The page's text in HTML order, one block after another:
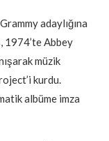
adaylığına
1974’te Abbey
müzik
kurdu.
albüme imza